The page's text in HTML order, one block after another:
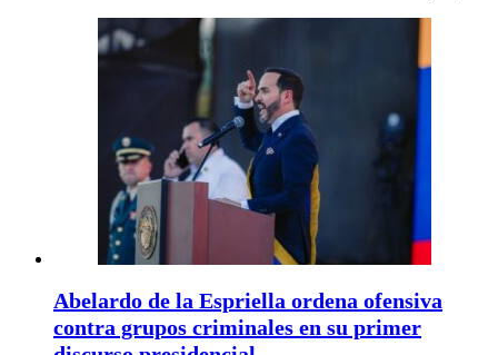
Abelardo de la Espriella ordena ofensiva
contra grupos criminales en su primer